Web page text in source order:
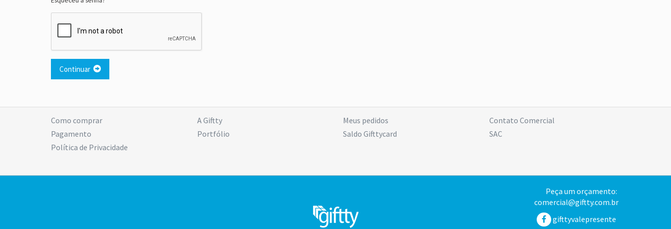
Continuar
Como comprar
Pagamento
Política de Privacidade
A Giftty
Portfólio
Meus pedidos
Saldo Gifttycard
Contato Comercial
SAC
Peça um orçamento:
comercial@giftty.com.br
gifttyvalepresente